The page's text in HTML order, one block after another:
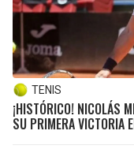
TENIS
¡HISTÓRICO! NICOLÁS
SU PRIMERA VICTORIA